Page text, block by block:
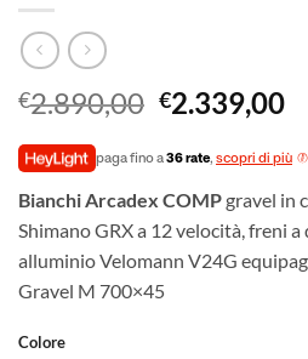
€2.890,00 Il
prezzo
originale
era:
€2.890,00.
€2.339,00Il
è:
paga fino a36 rate, scopri di più
Bianchi Arcadex COMPgravel in
Shimano GRX a 12 velocità, freni
alluminio Velomann V24G
Gravel M 700×45
Colore